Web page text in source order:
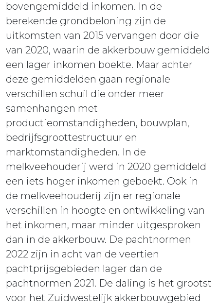
bovengemiddeld inkomen. In de
berekende grondbeloning zijn de
uitkomsten van 2015 vervangen door die
van 2020, waarin de akkerbouw gemiddeld
een lager inkomen boekte. Maar achter
deze gemiddelden gaan regionale
verschillen schuil die onder meer
samenhangen met
productieomstandigheden, bouwplan,
bedrijfsgroottestructuur en
marktomstandigheden. In de
melkveehouderij werd in 2020 gemiddeld
een iets hoger inkomen geboekt. Ook in
de melkveehouderij zijn er regionale
verschillen in hoogte en ontwikkeling van
het inkomen, maar minder uitgesproken
dan in de akkerbouw. De pachtnormen
2022 zijn in acht van de veertien
pachtprijsgebieden lager dan de
pachtnormen 2021. De daling is het grootst
voor het Zuidwestelijk akkerbouwgebied